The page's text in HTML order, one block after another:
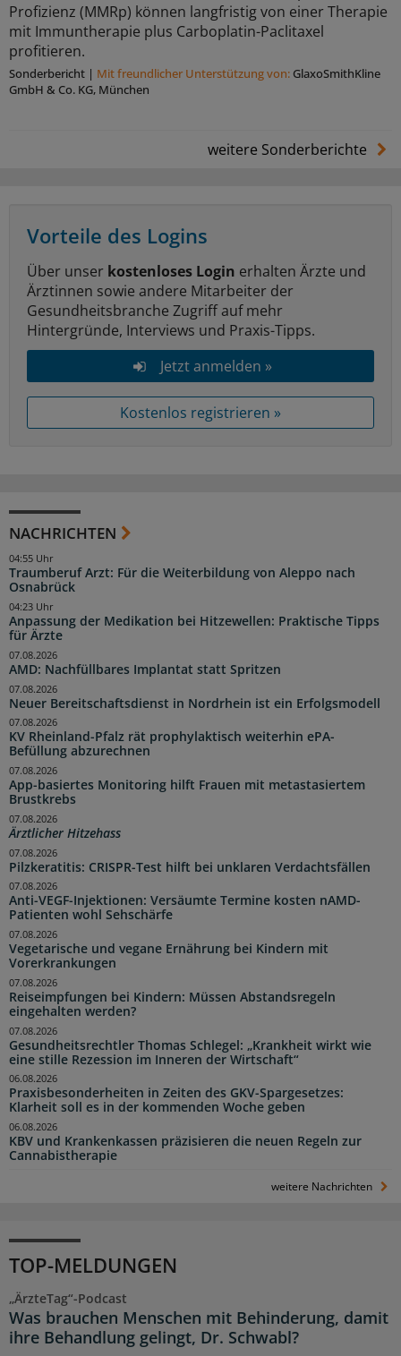
Profizienz (MMRp) können langfristig von einer Therapie
mit Immuntherapie plus Carboplatin-Paclitaxel
profitieren.
Sonderbericht | Mit freundlicher Unterstützung von: GlaxoSmithKline
GmbH & Co. KG, München
weitere Sonderberichte
Vorteile des Logins
Über unser kostenloses Login erhalten Ärzte und
Ärztinnen sowie andere Mitarbeiter der
Gesundheitsbranche Zugriff auf mehr
Hintergründe, Interviews und Praxis-Tipps.
Jetzt anmelden »
Kostenlos registrieren »
NACHRICHTEN
Traumberuf Arzt: Für die Weiterbildung von Aleppo nach
Osnabrück
04:55 Uhr
Anpassung der Medikation bei Hitzewellen: Praktische Tipps
für Ärzte
04:23 Uhr
AMD: Nachfüllbares Implantat statt Spritzen
07.08.2026
Neuer Bereitschaftsdienst in Nordrhein ist ein Erfolgsmodell
07.08.2026
KV Rheinland-Pfalz rät prophylaktisch weiterhin ePA-
Befüllung abzurechnen
07.08.2026
App-basiertes Monitoring hilft Frauen mit metastasiertem
Brustkrebs
07.08.2026
Ärztlicher Hitzehass
07.08.2026
Pilzkeratitis: CRISPR-Test hilft bei unklaren Verdachtsfällen
07.08.2026
Anti-VEGF-Injektionen: Versäumte Termine kosten nAMD-
Patienten wohl Sehschärfe
07.08.2026
Vegetarische und vegane Ernährung bei Kindern mit
Vorerkrankungen
07.08.2026
Reiseimpfungen bei Kindern: Müssen Abstandsregeln
eingehalten werden?
07.08.2026
Gesundheitsrechtler Thomas Schlegel: „Krankheit wirkt wie
eine stille Rezession im Inneren der Wirtschaft“
07.08.2026
Praxisbesonderheiten in Zeiten des GKV-Spargesetzes:
Klarheit soll es in der kommenden Woche geben
06.08.2026
KBV und Krankenkassen präzisieren die neuen Regeln zur
Cannabistherapie
06.08.2026
weitere Nachrichten
TOP-MELDUNGEN
„ÄrzteTag“-Podcast
Was brauchen Menschen mit Behinderung, damit
ihre Behandlung gelingt, Dr. Schwabl?